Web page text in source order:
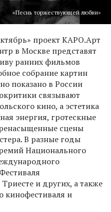
«Песнь торжествующей любви»
проект КАРО.Арт
в Москве представят
ранних фильмов
собрание картин
показано в России
связывают
кино, а эстетика
энергия, гротескные
сцены
В разные годы
Национального
и других, а также
кинофестиваля и